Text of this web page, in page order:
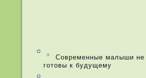
Современные малыши не
готовы к будущему